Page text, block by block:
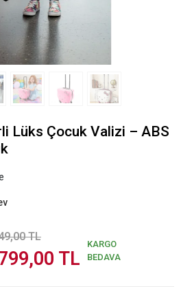
Lüks Çocuk Valizi – ABS
TL
TL
KARGO
BEDAVA